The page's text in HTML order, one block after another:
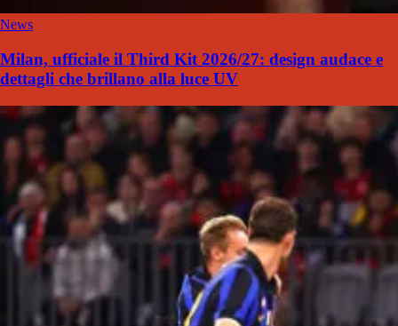
News
Milan, ufficiale il Third Kit 2026/27: design audace e
dettagli che brillano alla luce UV